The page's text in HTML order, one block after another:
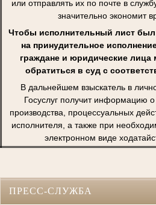
или отправлять их по почте в
значительно экономит
Чтобы исполнительный лист был
на принудительное
граждане и юридические лица
обратиться в суд с
В дальнейшем взыскатель в
Госуслуг получит информацию
производства, процессуальных
исполнителя, а также при
электронном виде
ПРЕСС-СЛУЖБА